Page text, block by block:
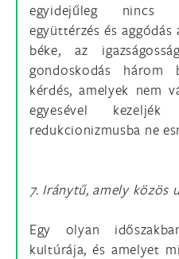
egyidejűleg nincs
együttérzés és
béke, az
gondoskodás három
kérdés, amelyek nem
egyesével
redukcionizmusba ne
7. Iránytű, amely közös
Egy olyan
kultúrája, és amelyet